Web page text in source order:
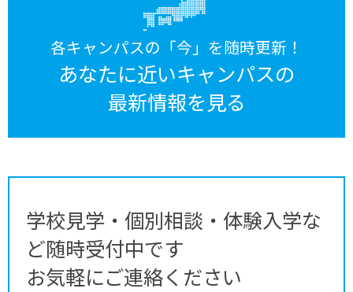
各キャンパスの「今」を随時更新！
あなたに近いキャンパスの
最新情報を見る
学校見学・個別相談・体験入学な
ど随時受付中です
お気軽にご連絡ください